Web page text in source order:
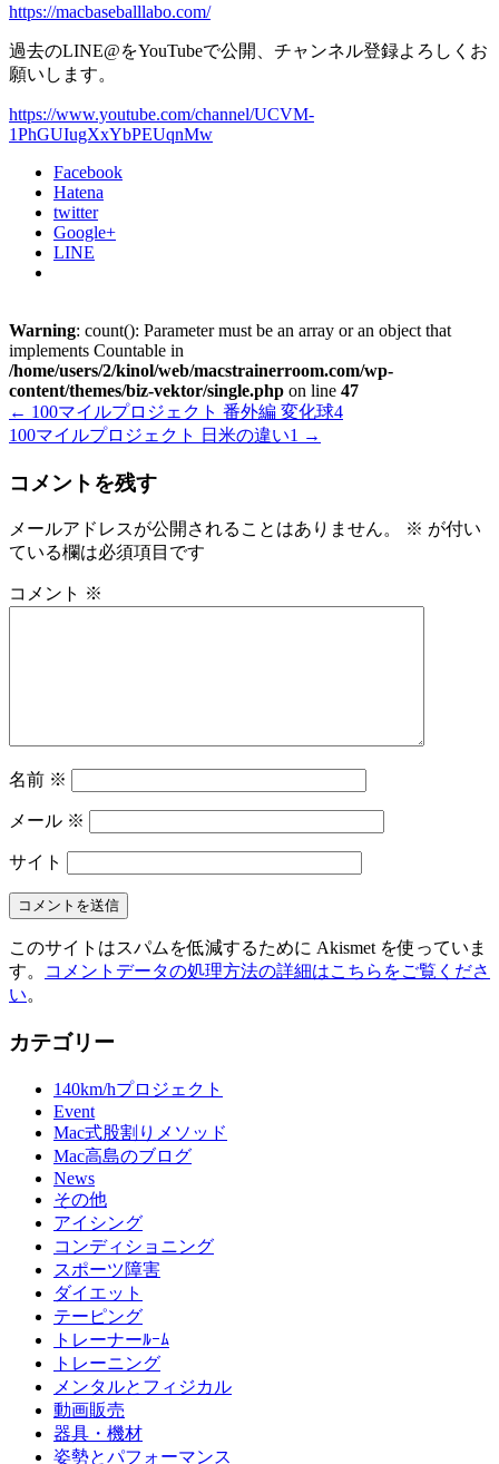
https://macbaseballlabo.com/
過去のLINE@をYouTubeで公開、チャンネル登録よろしくお
願いします。
https://www.youtube.com/channel/UCVM-
1PhGUIugXxYbPEUqnMw
Facebook
Hatena
twitter
Google+
LINE
Warning: count(): Parameter must be an array or an object that
implements Countable in
/home/users/2/kinol/web/macstrainerroom.com/wp-
content/themes/biz-vektor/single.php on line 47
← 100マイルプロジェクト 番外編 変化球4
100マイルプロジェクト 日米の違い1 →
コメントを残す
メールアドレスが公開されることはありません。 ※ が付い
ている欄は必須項目です
コメント ※
名前 ※
メール ※
サイト
このサイトはスパムを低減するために Akismet を使っていま
す。
コメントデータの処理方法の詳細はこちらをご覧くださ
い。
カテゴリー
140km/hプロジェクト
Event
Mac式股割りメソッド
Mac高島のブログ
News
その他
アイシング
コンディショニング
スポーツ障害
ダイエット
テーピング
トレーナーﾙｰﾑ
トレーニング
メンタルとフィジカル
動画販売
器具・機材
姿勢とパフォーマンス